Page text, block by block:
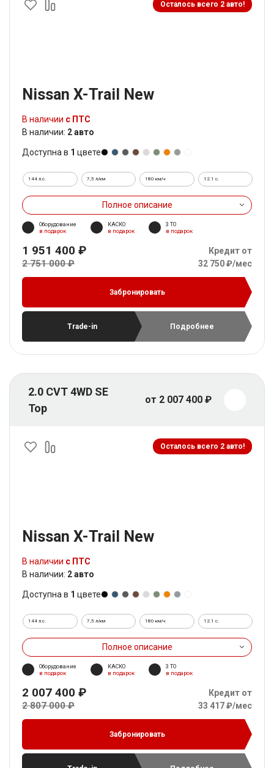
Осталось всего 2 авто!
Nissan X-Trail New
В наличии с ПТС
В наличии: 2 авто
Доступна в 1 цвете
144 л.с. 7,5 л/км 180 км/ч 12.1 c.
Полное описание
Оборудование
в подарок
КАСКО
в подарок
3 ТО
в подарок
1 951 400 ₽
2 751 000 ₽
Кредит от
32 750 ₽/мес
Забронировать
Trade-in Подробнее
2.0 CVT 4WD SE
Top
от 2 007 400 ₽
Осталось всего 2 авто!
Nissan X-Trail New
В наличии с ПТС
В наличии: 2 авто
Доступна в 1 цвете
144 л.с. 7,5 л/км 180 км/ч 12.1 c.
Полное описание
Оборудование
в подарок
КАСКО
в подарок
3 ТО
в подарок
2 007 400 ₽
2 807 000 ₽
Кредит от
33 417 ₽/мес
Забронировать